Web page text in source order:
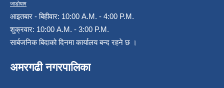
जाडोयाम
आइतबार - बिहीवार: 10:00 A.M. - 4:00 P.M.
शुक्रवार: 10:00 A.M. - 3:00 P.M.
सार्बजनिक बिदाको दिनमा कार्यालय बन्द रहने छ ।
अमरगढी नगरपालिका